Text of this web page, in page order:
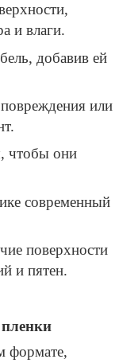
и влаги.
добавив ей
или
чтобы они
современный
поверхности
и пятен.
формате,